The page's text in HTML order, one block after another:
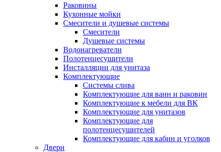
Раковины
Кухонные мойки
Смесители и душевые системы
Смесители
Душевые системы
Водонагреватели
Полотенцесушители
Инсталляции для унитаза
Комплектующие
Системы слива
Комплектующие для ванн и раковин
Комплектующие к мебели для ВК
Комплектующие для унитазов
Комплектующие для
полотенцесушителей
Комплектующие для кабин и уголков
Двери